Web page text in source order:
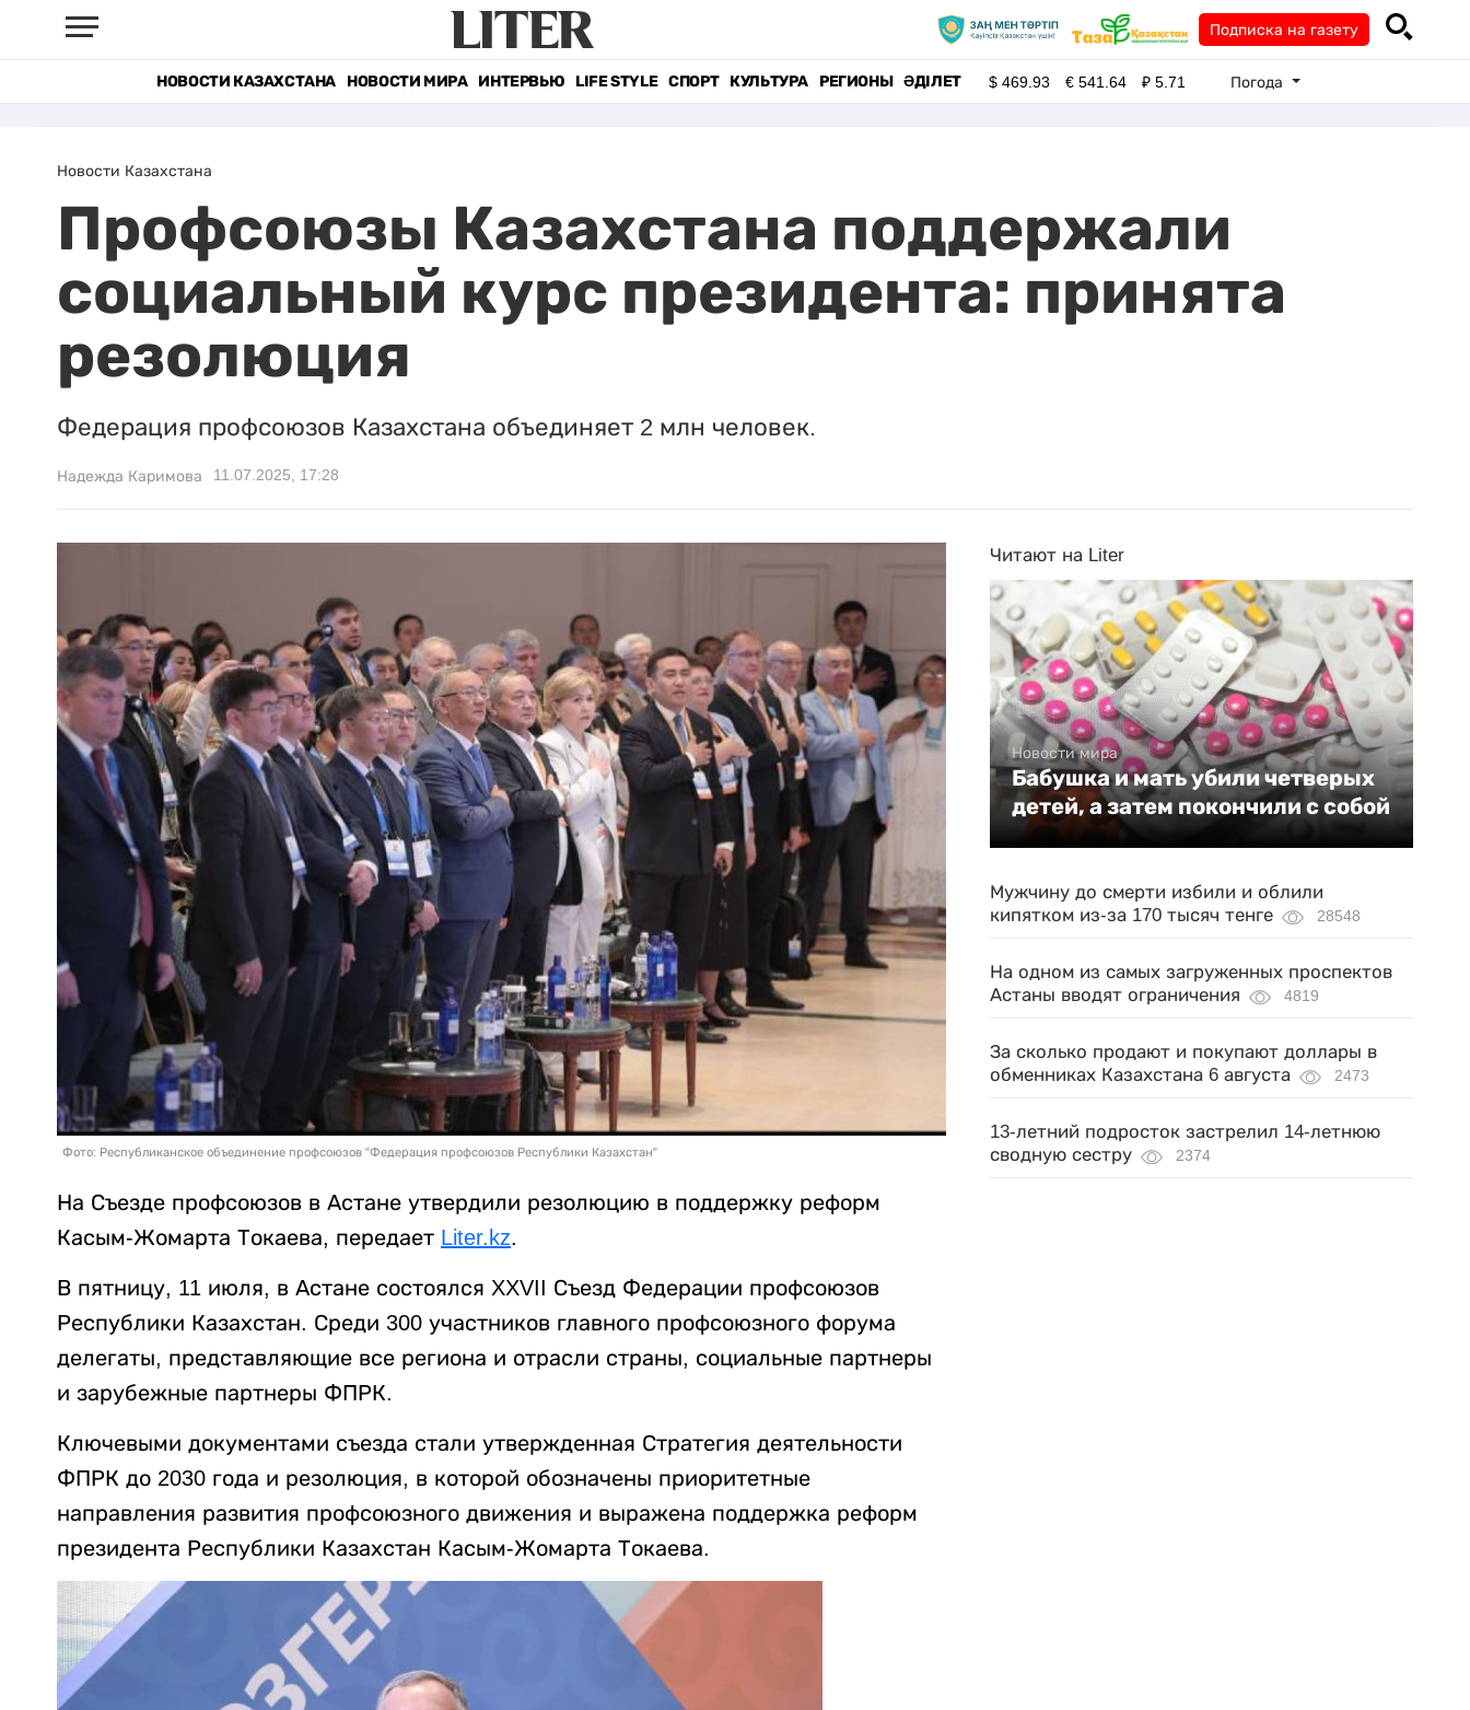
Подписка на газету
НОВОСТИ КАЗАХСТАНА НОВОСТИ МИРА ИНТЕРВЬЮ LIFE STYLE СПОРТ КУЛЬТУРА РЕГИОНЫ ӘДІЛЕТ $469.93 €541.64 ₽5.71 Погода
Новости Казахстана
Профсоюзы Казахстана поддержали
социальный курс президента: принята
резолюция
Федерация профсоюзов Казахстана объединяет 2 млн человек.
Надежда Каримова 11.07.2025, 17:28
Фото: Республиканское объединение профсоюзов "Федерация профсоюзов Республики Казахстан"
На Съезде профсоюзов в Астане утвердили резолюцию в поддержку реформ
Касым-Жомарта Токаева, передает Liter.kz.
В пятницу, 11 июля, в Астане состоялся XXVII Съезд Федерации профсоюзов
Республики Казахстан. Среди 300 участников главного профсоюзного форума
делегаты, представляющие все региона и отрасли страны, социальные партнеры
и зарубежные партнеры ФПРК.
Ключевыми документами съезда стали утвержденная Стратегия деятельности
ФПРК до 2030 года и резолюция, в которой обозначены приоритетные
направления развития профсоюзного движения и выражена поддержка реформ
президента Республики Казахстан Касым-Жомарта Токаева.
Читают на Liter
Новости мира
Бабушка и мать убили четверых
детей, а затем покончили с собой
Мужчину до смерти избили и облили
кипятком из-за 170 тысяч тенге
28548
На одном из самых загруженных проспектов
Астаны вводят ограничения
4819
За сколько продают и покупают доллары в
обменниках Казахстана 6 августа
2473
13-летний подросток застрелил 14-летнюю
сводную сестру
2374